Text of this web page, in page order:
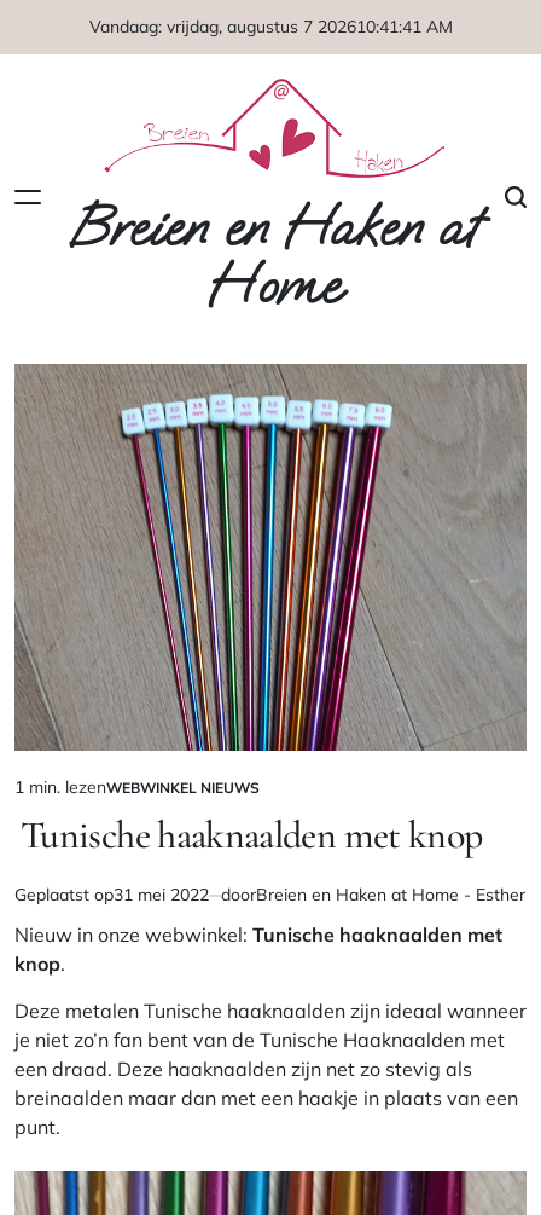
Vandaag: vrijdag, augustus 7 202610:41:42 AM
Breien en Haken at
Home
Geschatte
leestijd
1 min. lezenGEPLAATST
IN
WEBWINKEL NIEUWS
Tunische haaknaalden met knop
Geplaatst op31 mei 2022 doorBreien en Haken at Home - Esther
Nieuw in onze webwinkel: Tunische haaknaalden met
knop.
Deze metalen Tunische haaknaalden zijn ideaal wanneer
je niet zo’n fan bent van de Tunische Haaknaalden met
een draad. Deze haaknaalden zijn net zo stevig als
breinaalden maar dan met een haakje in plaats van een
punt.